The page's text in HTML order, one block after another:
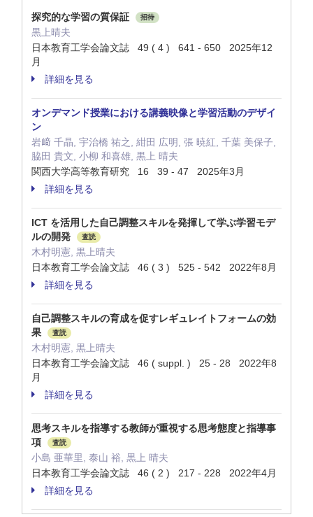
探究的な学習の質保証 招待
黒上晴夫
日本教育工学会論文誌 49 ( 4 ) 641 - 650 2025年12
月
詳細を見る
オンデマンド授業における講義映像と学習活動のデザイ
ン
岩﨑 千晶, 宇治橋 祐之, 紺田 広明, 張 暁紅, 千葉 美保子,
脇田 貴文, 小柳 和喜雄, 黒上 晴夫
関西大学高等教育研究 16 39 - 47 2025年3月
詳細を見る
ICT を活用した自己調整スキルを発揮して学ぶ学習モデ
ルの開発
査読
木村明憲, 黒上晴夫
日本教育工学会論文誌 46 ( 3 ) 525 - 542 2022年8月
詳細を見る
自己調整スキルの育成を促すレギュレイトフォームの効
果
査読
木村明憲, 黒上晴夫
日本教育工学会論文誌 46 ( suppl. ) 25 - 28 2022年8
月
詳細を見る
思考スキルを指導する教師が重視する思考態度と指導事
項
査読
小島 亜華里, 泰山 裕, 黒上 晴夫
日本教育工学会論文誌 46 ( 2 ) 217 - 228 2022年4月
詳細を見る